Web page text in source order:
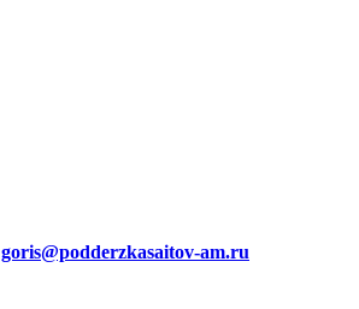
goris@podderzkasaitov-am.ru